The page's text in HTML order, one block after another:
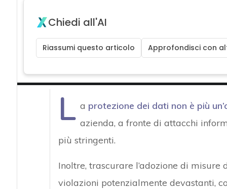
Chiedi all'AI
Riassumi questo articolo Approfondisci con
L a protezione dei dati non è più
azienda, a fronte di attacchi
più stringenti.
Inoltre, trascurare l’adozione di
violazioni potenzialmente devastanti,